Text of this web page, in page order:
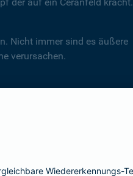
Nicht immer sind es äußere
verursachen.